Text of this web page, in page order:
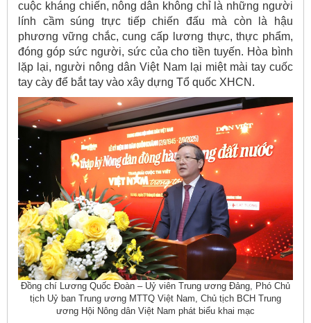
cuộc kháng chiến, nông dân không chỉ là những người
lính cầm súng trực tiếp chiến đấu mà còn là hậu
phương vững chắc, cung cấp lương thực, thực phẩm,
đóng góp sức người, sức của cho tiền tuyến. Hòa bình
lặp lại, người nông dân Việt Nam lại miệt mài tay cuốc
tay cày để bắt tay vào xây dựng Tổ quốc XHCN.
Đồng chí Lương Quốc Đoàn – Uỷ viên Trung ương Đảng, Phó Chủ
tịch Uỷ ban Trung ương MTTQ Việt Nam, Chủ tịch BCH Trung
ương Hội Nông dân Việt Nam phát biểu khai mạc